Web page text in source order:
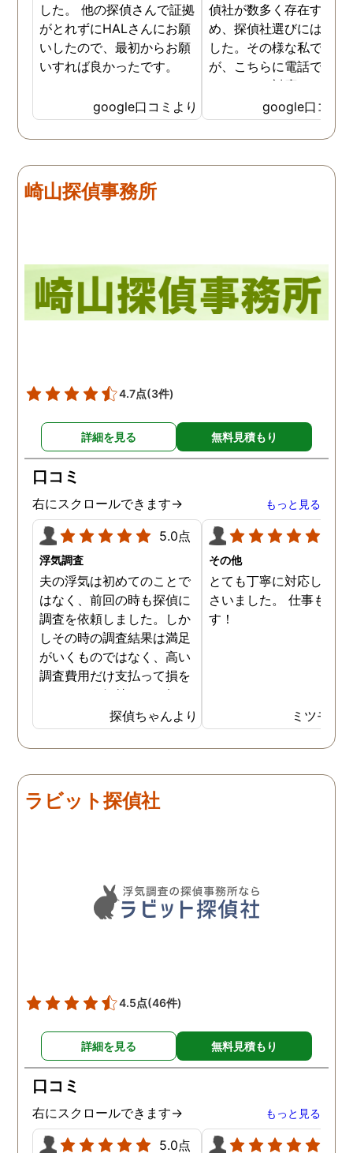
した。 他の探偵さんで証拠
がとれずにHALさんにお願
いしたので、最初からお願
いすれば良かったです。
google口コミより
偵社が数多く存在するた
め、探偵社選びには慎重
した。その様な私でした
が、こちらに電話で相談
たところ、対応された方
探偵のノウハウまで丁寧
教えて下さったのです。
用できると思い、早速お
は、仕事も丁寧で調査内
google口コミ
崎山探偵事務所
4.7点(3件)
詳細を見る 無料見積もり
口コミ
右にスクロールできます→ もっと見る
5.0点
浮気調査
夫の浮気は初めてのことで
はなく、前回の時も探偵に
調査を依頼しました。しか
しその時の調査結果は満足
がいくものではなく、高い
調査費用だけ支払って損を
したという気持ちで一杯で
した。今回また夫の浮気疑
惑が浮上し、今度こそは探
偵選びにも気を遣いまし
せの段階から「ここなら安
心して任せられる」と思え
した。追加の調査費用など
もなく、探偵選びの重要さ
を感じました。
探偵ちゃんより
その他
とても丁寧に対応してく
さいました。 仕事も満
す！
ミツモア
ラビット探偵社
4.5点(46件)
詳細を見る 無料見積もり
口コミ
右にスクロールできます→ もっと見る
5.0点